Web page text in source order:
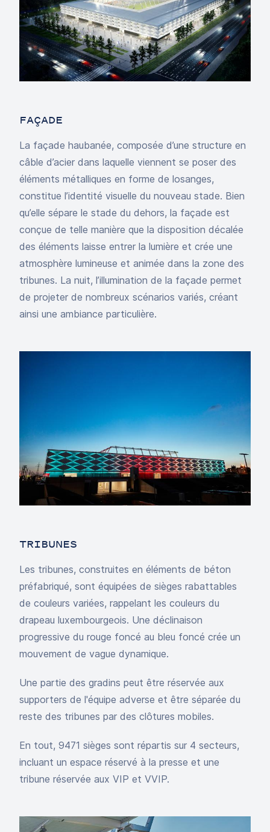
FAÇADE
La façade haubanée, composée d’une structure en
câble d’acier dans laquelle viennent se poser des
éléments métalliques en forme de losanges,
constitue l’identité visuelle du nouveau stade. Bien
qu’elle sépare le stade du dehors, la façade est
conçue de telle manière que la disposition décalée
des éléments laisse entrer la lumière et crée une
atmosphère lumineuse et animée dans la zone des
tribunes. La nuit, l’illumination de la façade permet
de projeter de nombreux scénarios variés, créant
ainsi une ambiance particulière.
TRIBUNES
Les tribunes, construites en éléments de béton
préfabriqué, sont équipées de sièges rabattables
de couleurs variées, rappelant les couleurs du
drapeau luxembourgeois. Une déclinaison
progressive du rouge foncé au bleu foncé crée un
mouvement de vague dynamique.
Une partie des gradins peut être réservée aux
supporters de l'équipe adverse et être séparée du
reste des tribunes par des clôtures mobiles.
En tout, 9471 sièges sont répartis sur 4 secteurs,
incluant un espace réservé à la presse et une
tribune réservée aux VIP et VVIP.